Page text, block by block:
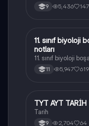
9 5,436 147
Biyoloji
11. sınıf biyoloji
notları
11. sınıf biyoloji
11 5,947 619
Tarih
TYT AYT TARİH
Tarih
9 2,704 64